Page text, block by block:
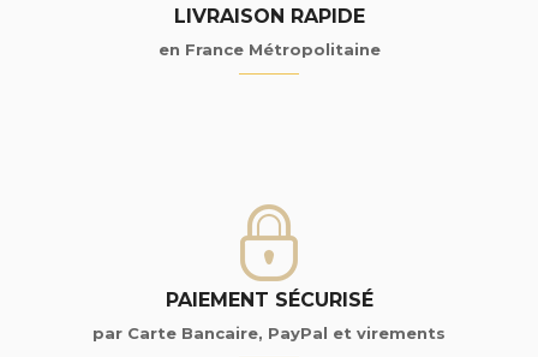
LIVRAISON RAPIDE
en France Métropolitaine
PAIEMENT SÉCURISÉ
par Carte Bancaire, PayPal et virements